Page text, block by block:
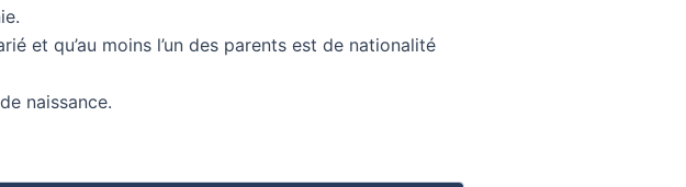
et qu’au moins l’un des parents est de nationalité
naissance.